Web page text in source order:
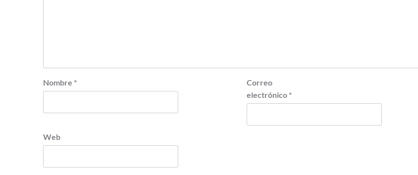
Nombre *
Correo
electrónico *
Web